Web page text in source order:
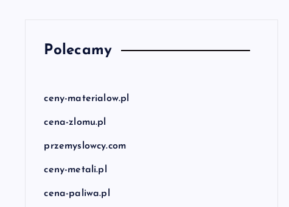
Polecamy
ceny-materialow.pl
cena-zlomu.pl
przemyslowcy.com
ceny-metali.pl
cena-paliwa.pl